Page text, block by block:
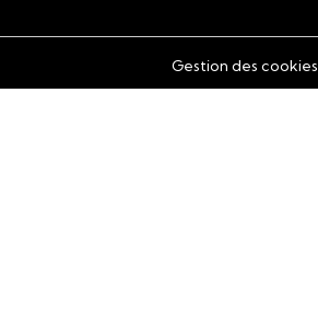
Gestion des cookies